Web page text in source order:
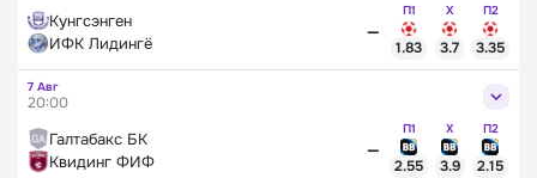
Кунгсэнген
ИФК Лидингё
—
П1 X П2
1.83 3.7 3.35
7 Авг
20:00
Галтабакс БК
Квидинг ФИФ
—
П1 X П2
2.55 3.9 2.15